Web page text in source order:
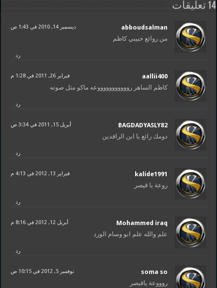
14 تعليقات
abboudsalman ديسمبر 14, 2010 في 1:43 ص
من روائع حبيبي كاظم
رد
aallii400 فبراير 26, 2011 في 1:28 م
كاظم الساهر روووووووووووعه ماكو مثل صوته
رد
BAGDADYASLY82 أبريل 15, 2011 في 3:34 ص
دومك رائع يا ابن الرافدين
رد
kalide1991 فبراير 13, 2012 في 4:13 م
روعة يا قيصر
رد
Mohammed iraq أبريل 12, 2012 في 8:16 م
علم والله علم ابو وسام الورد
رد
soma so نوفمبر 5, 2012 في 10:15 ص
روووعة ياقيصر